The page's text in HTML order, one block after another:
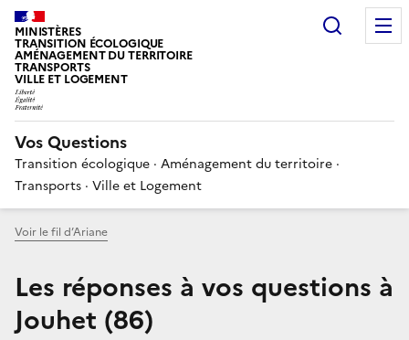
MINISTÈRES
TRANSITION ÉCOLOGIQUE
AMÉNAGEMENT DU TERRITOIRE
TRANSPORTS
VILLE ET LOGEMENT
Vos Questions
Transition écologique · Aménagement du territoire ·
Transports · Ville et Logement
Voir le fil d’Ariane
Les réponses à vos questions à
Jouhet (86)